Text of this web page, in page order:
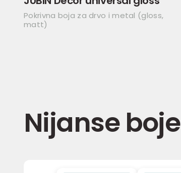
Pokrivna boja za drvo i metal (gloss,
matt)
Nijanse boje